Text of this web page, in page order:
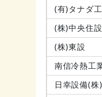
(有)タナダ
(株)中央住設
(株)東設
南信冷熱工
日幸設備(株)